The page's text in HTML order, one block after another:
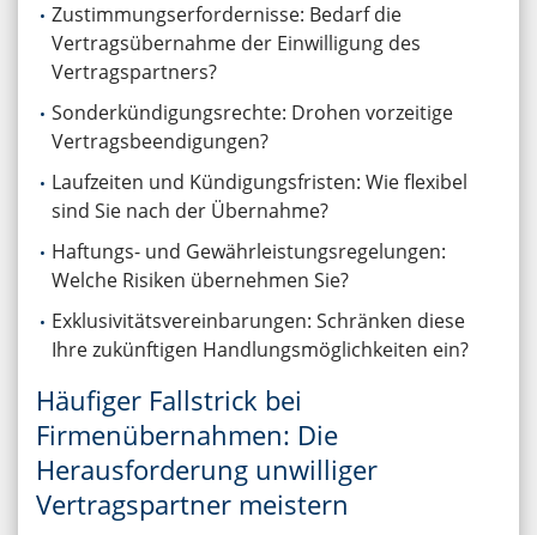
Zustimmungserfordernisse: Bedarf die
Vertragsübernahme der Einwilligung des
Vertragspartners?
Sonderkündigungsrechte: Drohen vorzeitige
Vertragsbeendigungen?
Laufzeiten und Kündigungsfristen: Wie flexibel
sind Sie nach der Übernahme?
Haftungs- und Gewährleistungsregelungen:
Welche Risiken übernehmen Sie?
Exklusivitätsvereinbarungen: Schränken diese
Ihre zukünftigen Handlungsmöglichkeiten ein?
Häufiger Fallstrick bei
Firmenübernahmen: Die
Herausforderung unwilliger
Vertragspartner meistern